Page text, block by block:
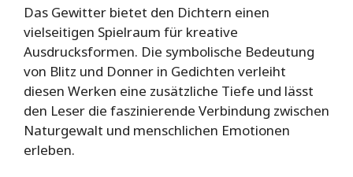
Das Gewitter bietet den Dichtern einen
vielseitigen Spielraum für kreative
Ausdrucksformen. Die symbolische Bedeutung
von Blitz und Donner in Gedichten verleiht
diesen Werken eine zusätzliche Tiefe und lässt
den Leser die faszinierende Verbindung zwischen
Naturgewalt und menschlichen Emotionen
erleben.